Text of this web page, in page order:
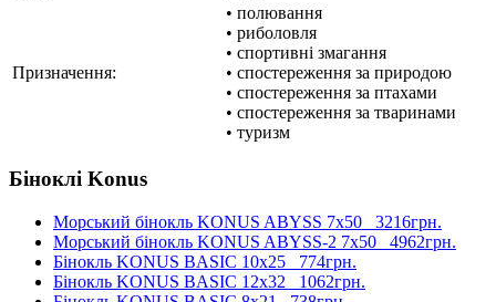
Призначення:
• полювання
• риболовля
• спортивні змагання
• спостереження за природою
• спостереження за птахами
• спостереження за тваринами
• туризм
Біноклі Konus
Морський бінокль KONUS ABYSS 7x50 3216грн.
Морський бінокль KONUS ABYSS-2 7x50 4962грн.
Бінокль KONUS BASIC 10x25 774грн.
Бінокль KONUS BASIC 12x32 1062грн.